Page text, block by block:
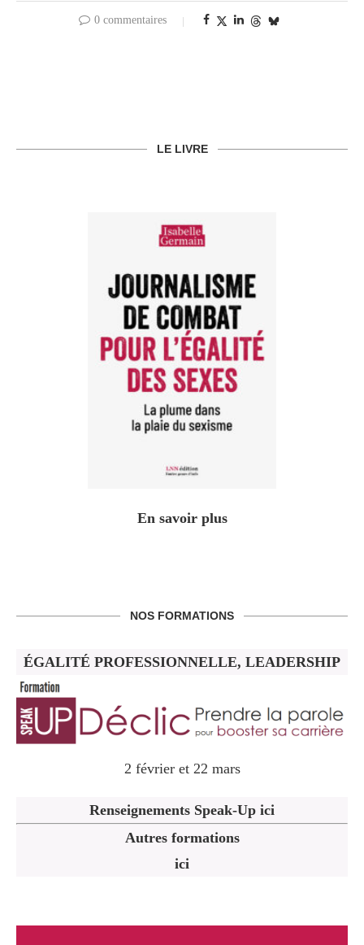
0 commentaires
LE LIVRE
En savoir plus
NOS FORMATIONS
ÉGALITÉ PROFESSIONNELLE, LEADERSHIP
2 février et 22 mars
Renseignements Speak-Up ici
Autres formations
ici